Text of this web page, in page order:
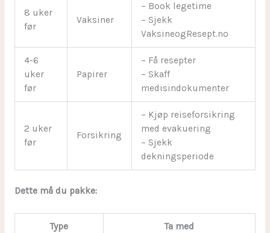
8 uker
før
Vaksiner
– Book legetime
– Sjekk
VaksineogResept.no
4-6
uker
før
Papirer
– Få resepter
– Skaff
medisindokumenter
2 uker
før
Forsikring
– Kjøp reiseforsikring
med evakuering
– Sjekk
dekningsperiode
Dette må du pakke:
Type Ta med